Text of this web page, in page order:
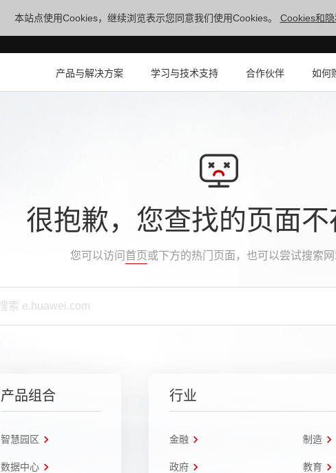
本站点使用Cookies，继续浏览表示您同意我们使用Cookies。 Cookies和
产品与解决方案 学习与技术支持 合作伙伴 如何
很抱歉，您查找的页面不
您可以访问 首页或下方的热门页面，也可以尝试搜索
产品组合
智慧园区
数据中心
行业
金融 制造
政府 教育